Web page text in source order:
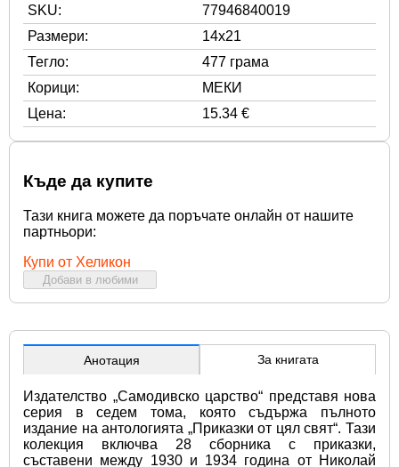
SKU:
77946840019
Размери:
14x21
Тегло:
477 грама
Корици:
МЕКИ
Цена:
15.34 €
Къде да купите
Тази книга можете да поръчате онлайн от нашите
партньори:
Купи от Хеликон
Добави в любими
Анотация За книгата
Издателство „Самодивско царство“ представя нова
серия в седем тома, която съдържа пълното
издание на антологията „Приказки от цял свят“. Тази
колекция включва 28 сборника с приказки,
съставени между 1930 и 1934 година от Николай